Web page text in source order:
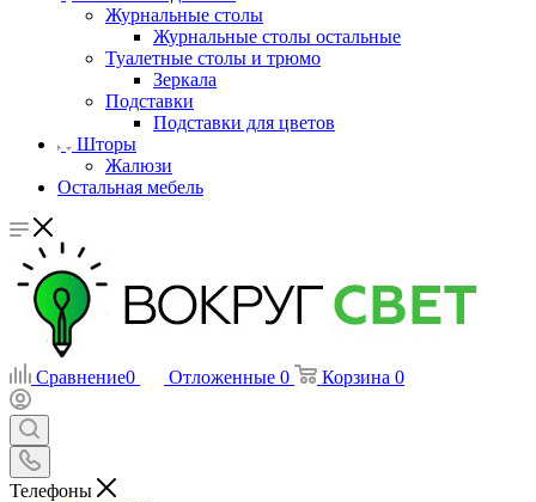
Журнальные столы
Журнальные столы остальные
Туалетные столы и трюмо
Зеркала
Подставки
Подставки для цветов
Шторы
Жалюзи
Остальная мебель
Сравнение0 Отложенные 0 Корзина 0
Телефоны